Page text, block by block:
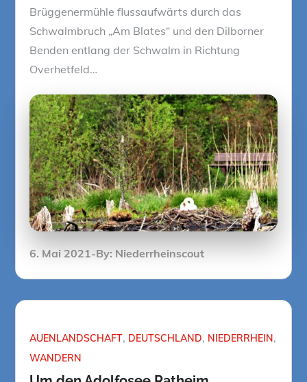
Brüggenermühle flussaufwärts durch das
Schwalmbruch „Am Blates“ und den Dilborner
Benden entlang der Schwalm in Richtung
Overhetfeld…
Posted
6. Mai 2021 By: Niederrheinscout
AUENLANDSCHAFT DEUTSCHLAND NIEDERRHEIN
WANDERN